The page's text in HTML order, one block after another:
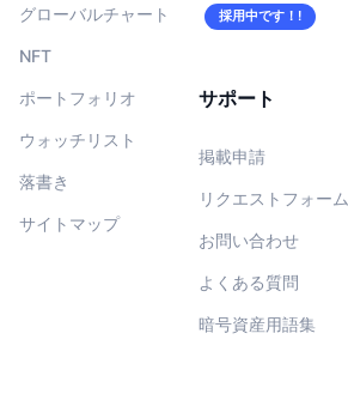
グローバルチャート
NFT
ポートフォリオ
ウォッチリスト
落書き
サイトマップ
採用中です！!
サポート
掲載申請
リクエストフォーム
お問い合わせ
よくある質問
暗号資産用語集